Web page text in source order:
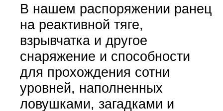
В нашем распоряжении ранец
на реактивной тяге,
взрывчатка и другое
снаряжение и способности
для прохождения сотни
уровней, наполненных
ловушками, загадками и